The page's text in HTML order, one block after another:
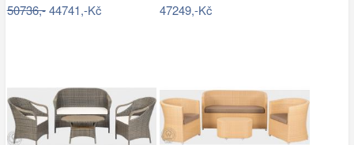
50736,-44741,-Kč 47249,-Kč